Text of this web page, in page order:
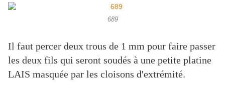
689
Il faut percer deux trous de 1 mm pour faire passer
les deux fils qui seront soudés à une petite platine
LAIS masquée par les cloisons d'extrémité.